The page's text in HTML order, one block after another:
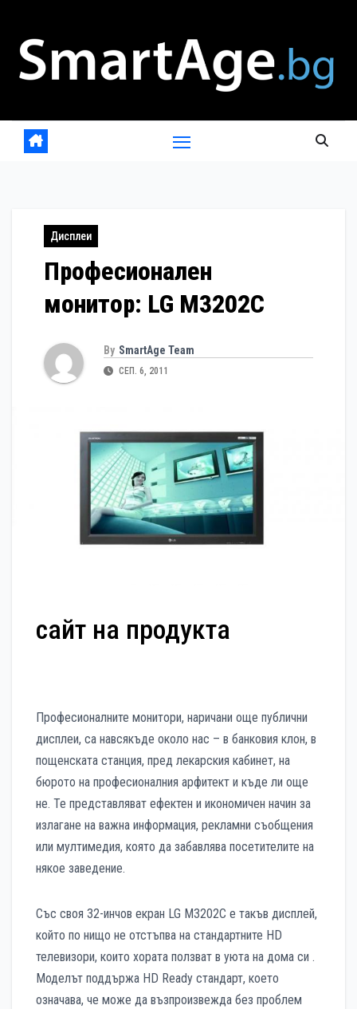
content
Дисплеи
Професионален
монитор: LG M3202C
By SmartAge Team
СЕП. 6, 2011
сайт на продукта
Професионалните монитори, наричани още публични
дисплеи, са навсякъде около нас – в банковия клон, в
пощенската станция, пред лекарския кабинет, на
бюрото на професионалния арфитект и къде ли още
не. Те представляват ефектен и икономичен начин за
излагане на важна информация, рекламни съобщения
или мултимедия, която да забавлява посетителите на
някое заведение.
Със своя 32-инчов екран LG M3202C е такъв дисплей,
който по нищо не отстъпва на стандартните HD
телевизори, които хората ползват в уюта на дома си .
Моделът поддържа HD Ready стандарт, което
означава, че може да възпроизвежда без проблем